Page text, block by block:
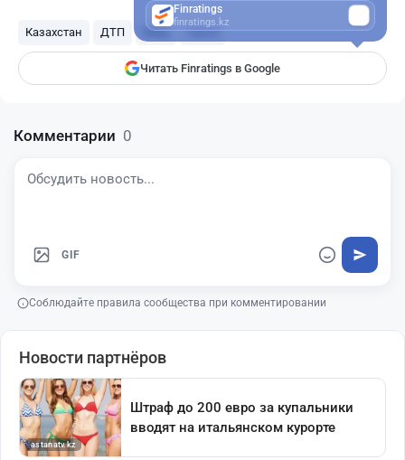
Казахстан ДТП МВД такси
Читать Finratings в Google
Finratings
finratings.kz
Комментарии 0
GIF
Соблюдайте правила сообщества при комментировании